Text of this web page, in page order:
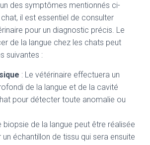
des symptômes mentionnés ci-
il est essentiel de consulter
pour un diagnostic précis. Le
de la langue chez les chats peut
suivantes :
: Le vétérinaire effectuera un
de la langue et de la cavité
pour détecter toute anomalie ou
biopsie de la langue peut être réalisée
échantillon de tissu qui sera ensuite